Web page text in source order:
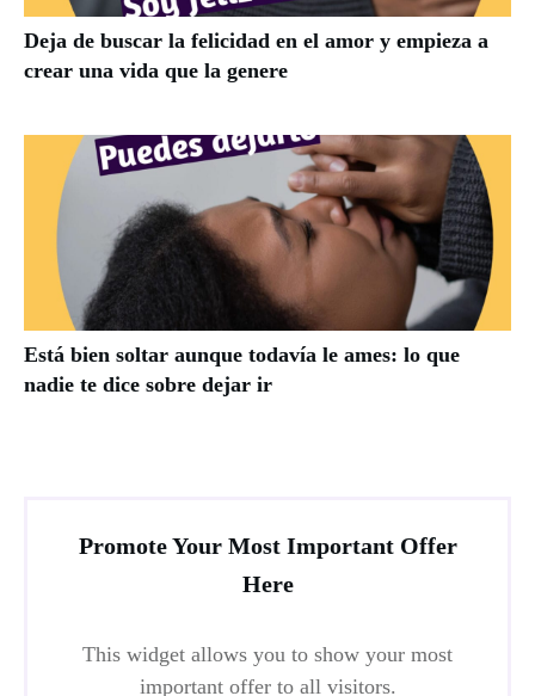
Deja de buscar la felicidad en el amor y empieza a
crear una vida que la genere
Está bien soltar aunque todavía le ames: lo que
nadie te dice sobre dejar ir
Promote Your Most Important Offer
Here
This widget allows you to show your most
important offer to all visitors.